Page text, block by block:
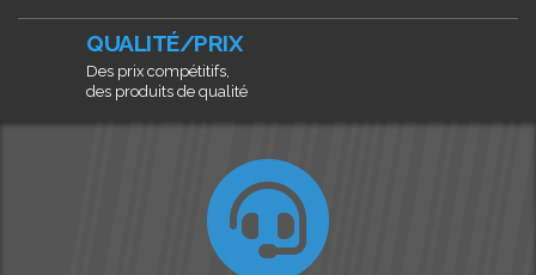
QUALITÉ/PRIX
Des prix compétitifs,
des produits de qualité